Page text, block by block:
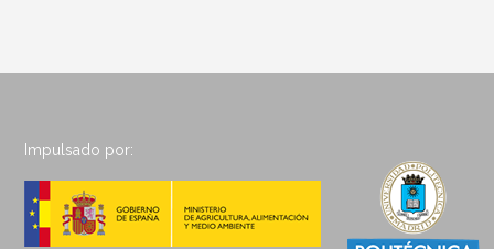
Impulsado por: